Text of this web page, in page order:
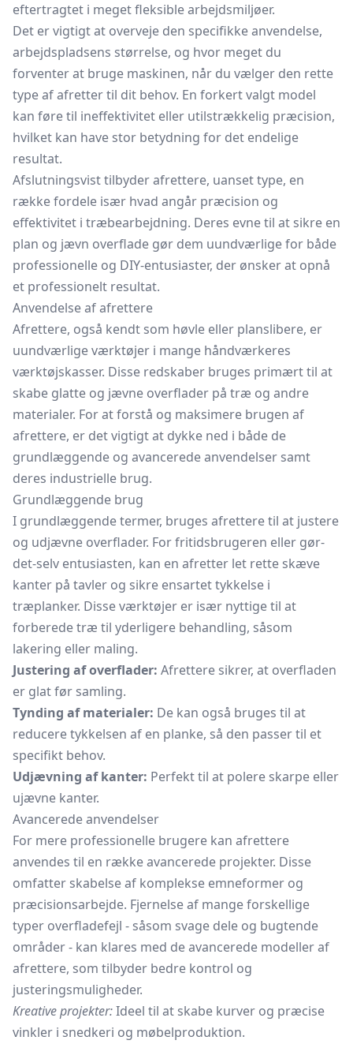
eftertragtet i meget fleksible arbejdsmiljøer.
Det er vigtigt at overveje den specifikke anvendelse,
arbejdspladsens størrelse, og hvor meget du
forventer at bruge maskinen, når du vælger den rette
type af afretter til dit behov. En forkert valgt model
kan føre til ineffektivitet eller utilstrækkelig præcision,
hvilket kan have stor betydning for det endelige
resultat.
Afslutningsvist tilbyder afrettere, uanset type, en
række fordele især hvad angår præcision og
effektivitet i træbearbejdning. Deres evne til at sikre en
plan og jævn overflade gør dem uundværlige for både
professionelle og DIY-entusiaster, der ønsker at opnå
et professionelt resultat.
Anvendelse af afrettere
Afrettere, også kendt som høvle eller planslibere, er
uundværlige værktøjer i mange håndværkeres
værktøjskasser. Disse redskaber bruges primært til at
skabe glatte og jævne overflader på træ og andre
materialer. For at forstå og maksimere brugen af
afrettere, er det vigtigt at dykke ned i både de
grundlæggende og avancerede anvendelser samt
deres industrielle brug.
Grundlæggende brug
I grundlæggende termer, bruges afrettere til at justere
og udjævne overflader. For fritidsbrugeren eller gør-
det-selv entusiasten, kan en afretter let rette skæve
kanter på tavler og sikre ensartet tykkelse i
træplanker. Disse værktøjer er især nyttige til at
forberede træ til yderligere behandling, såsom
lakering eller maling.
Justering af overflader: Afrettere sikrer, at overfladen
er glat før samling.
Tynding af materialer: De kan også bruges til at
reducere tykkelsen af en planke, så den passer til et
specifikt behov.
Udjævning af kanter: Perfekt til at polere skarpe eller
ujævne kanter.
Avancerede anvendelser
For mere professionelle brugere kan afrettere
anvendes til en række avancerede projekter. Disse
omfatter skabelse af komplekse emneformer og
præcisionsarbejde. Fjernelse af mange forskellige
typer overfladefejl - såsom svage dele og bugtende
områder - kan klares med de avancerede modeller af
afrettere, som tilbyder bedre kontrol og
justeringsmuligheder.
Kreative projekter:Ideel til at skabe kurver og præcise
vinkler i snedkeri og møbelproduktion.